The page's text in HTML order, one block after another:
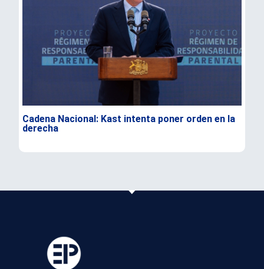
Cadena Nacional: Kast intenta poner orden en la
derecha